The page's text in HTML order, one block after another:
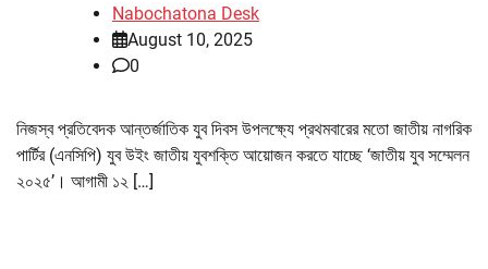
Nabochatona Desk
August 10, 2025
0
নিজস্ব প্রতিবেদক আন্তর্জাতিক যুব দিবস উপলক্ষ্যে প্রথমবারের মতো জাতীয় নাগরিক
পার্টির (এনসিপি) যুব উইং জাতীয় যুবশক্তি আয়োজন করতে যাচ্ছে ‘জাতীয় যুব সম্মেলন
২০২৫’। আগামী ১২ […]